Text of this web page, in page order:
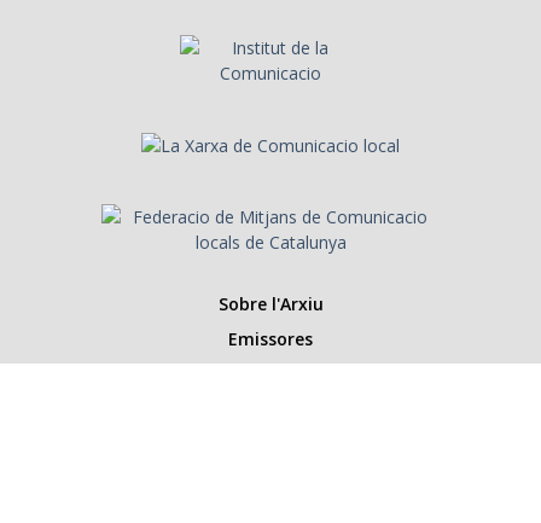
Sobre l'Arxiu
Emissores